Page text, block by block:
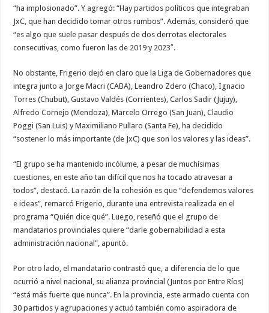
“ha implosionado”. Y agregó: “Hay partidos políticos que integraban
JxC, que han decidido tomar otros rumbos”. Además, consideró que
“es algo que suele pasar después de dos derrotas electorales
consecutivas, como fueron las de 2019 y 2023″.
No obstante, Frigerio dejó en claro que la Liga de Gobernadores que
integra junto a Jorge Macri (CABA), Leandro Zdero (Chaco), Ignacio
Torres (Chubut), Gustavo Valdés (Corrientes), Carlos Sadir (Jujuy),
Alfredo Cornejo (Mendoza), Marcelo Orrego (San Juan), Claudio
Poggi (San Luis) y Maximiliano Pullaro (Santa Fe), ha decidido
“sostener lo más importante (de JxC) que son los valores y las ideas”.
“El grupo se ha mantenido incólume, a pesar de muchísimas
cuestiones, en este año tan difícil que nos ha tocado atravesar a
todos”, destacó. La razón de la cohesión es que “defendemos valores
e ideas”, remarcó Frigerio, durante una entrevista realizada en el
programa “Quién dice qué”. Luego, reseñó que el grupo de
mandatarios provinciales quiere “darle gobernabilidad a esta
administración nacional”, apuntó.
Por otro lado, el mandatario contrastó que, a diferencia de lo que
ocurrió a nivel nacional, su alianza provincial (Juntos por Entre Ríos)
“está más fuerte que nunca”. En la provincia, este armado cuenta con
30 partidos y agrupaciones y actuó también como aspiradora de